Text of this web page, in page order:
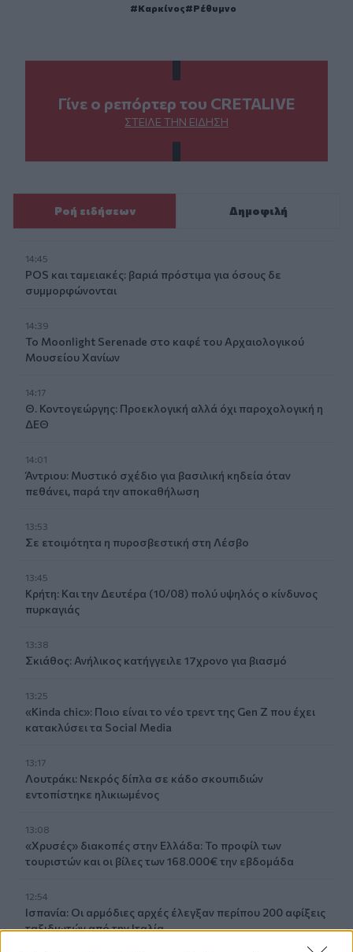
Καρκίνος Ρέθυμνο
Γίνε ο ρεπόρτερ του CRETALIVE
ΣΤΕΊΛΕ ΤΗΝ ΕΊΔΗΣΗ
Ροή ειδήσεων Δημοφιλή
14:45
POS και ταμειακές: βαριά πρόστιμα για όσους δε
συμμορφώνονται
14:39
To Moonlight Serenade στο καφέ του Αρχαιολογικού
Μουσείου Χανίων
14:17
Θ. Κοντογεώργης: Προεκλογική αλλά όχι παροχολογική η
ΔΕΘ
14:01
Άντριου: Μυστικό σχέδιο για βασιλική κηδεία όταν
πεθάνει, παρά την αποκαθήλωση
13:53
Σε ετοιμότητα η πυροσβεστική στη Λέσβο
13:45
Κρήτη: Και την Δευτέρα (10/08) πολύ υψηλός ο κίνδυνος
πυρκαγιάς
13:38
Σκιάθος: Ανήλικος κατήγγειλε 17χρονο για βιασμό
13:25
«Kinda chic»: Ποιο είναι το νέο τρεντ της Gen Z που έχει
κατακλύσει τα Social Media
13:17
Λουτράκι: Νεκρός δίπλα σε κάδο σκουπιδιών
εντοπίστηκε ηλικιωμένος
13:08
«Χρυσές» διακοπές στην Ελλάδα: Το προφίλ των
τουριστών και οι βίλες των 168.000€ την εβδομάδα
12:54
Ισπανία: Οι αρμόδιες αρχές έλεγξαν περίπου 200 αφίξεις
ταξιδιωτών από την Ιταλία